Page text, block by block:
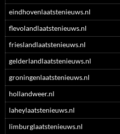
eindhovenlaatstenieuws.nl
flevolandlaatstenieuws.nl
frieslandlaatstenieuws.nl
gelderlandlaatstenieuws.nl
groningenlaatstenieuws.nl
hollandweer.nl
laheylaatstenieuws.nl
limburglaatstenieuws.nl